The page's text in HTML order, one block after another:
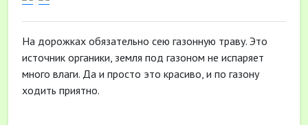
На дорожках обязательно сею газонную траву. Это
источник органики, земля под газоном не испаряет
много влаги. Да и просто это красиво, и по газону
ходить приятно.